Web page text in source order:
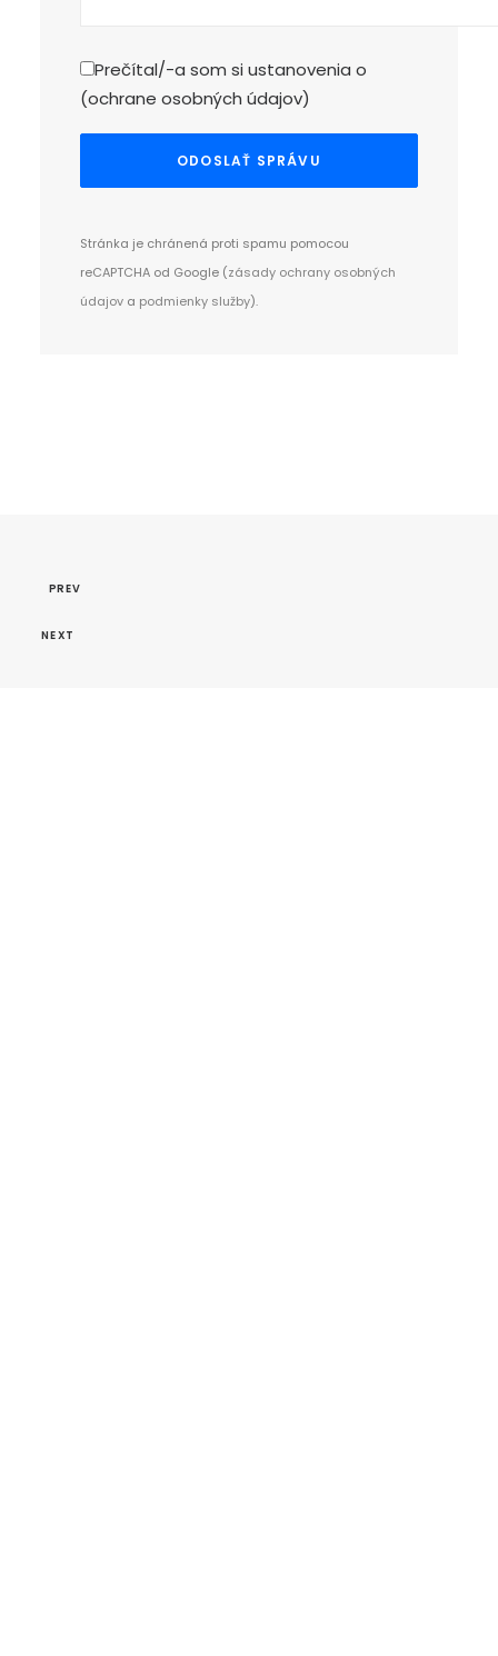
Prečítal/-a som si ustanovenia o
(ochrane osobných údajov)
Stránka je chránená proti spamu pomocou
reCAPTCHA od Google (zásady ochrany osobných
údajov a podmienky služby).
PREV
NEXT